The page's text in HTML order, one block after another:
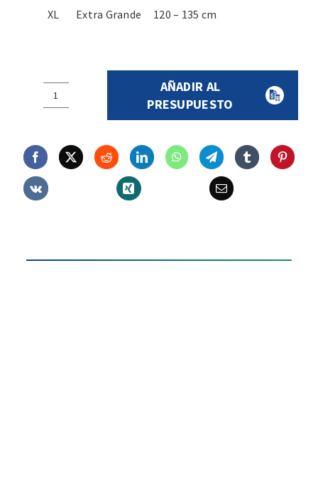
XL
Extra Grande 120 – 135 cm
Antilumbago
tirantes.
cantidad
AÑADIR AL
PRESUPUESTO